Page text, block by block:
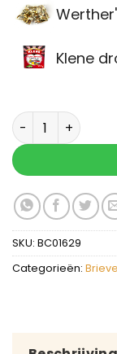
Klene
SKU: BC01629
Categorieën: